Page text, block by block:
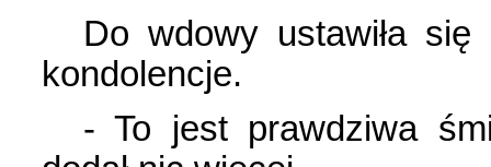
Do wdowy ustawiła się
kondolencje.
- To jest prawdziwa